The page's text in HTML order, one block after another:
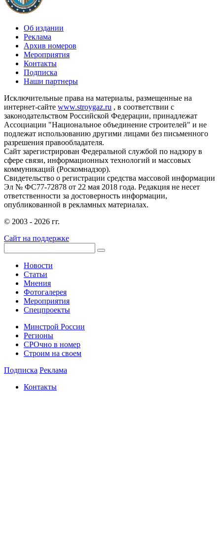
Об издании
Реклама
Архив номеров
Мероприятия
Контакты
Подписка
Наши партнеры
Исключительные права на материалы, размещенные на
интернет-сайте www.stroygaz.ru , в соответствии с
законодательством Российской Федерации, принадлежат
Ассоциации "Национальное объединение строителей" и не
подлежат использованию другими лицами без письменного
разрешения правообладателя.
Сайт зарегистрирован Федеральной службой по надзору в
сфере связи, информационных технологий и массовых
коммуникаций (Роскомнадзор).
Свидетельство о регистрации средства массовой информации
Эл № ФС77-72878 от 22 мая 2018 года. Редакция не несет
ответственности за достоверность информации,
опубликованной в рекламных материалах.
© 2003 - 2026 гг.
Сайт на поддержке
Новости
Статьи
Мнения
Фотогалерея
Мероприятия
Спецпроекты
Минстрой России
Регионы
СРОчно в номер
Строим на своем
Подписка Реклама
Контакты